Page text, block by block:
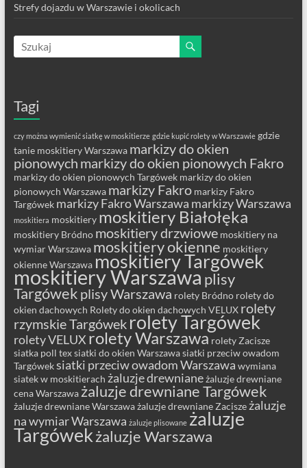
Strefy dojazdu w Warszawie i okolicach
Tagi
czy można wymienić siatkę w moskitierze gdzie kupić rolety w Warszawie gdzie
tanie moskitiery Warszawa markizy do okien
pionowych markizy do okien pionowych Fakro
markizy do okien pionowych Targówek markizy do okien
pionowych Warszawa markizy Fakro markizy Fakro
Targówek markizy Fakro Warszawa markizy Warszawa
moskitiera moskitiery moskitiery Białołęka
moskitiery Bródno moskitiery drzwiowe moskitiery na
wymiar Warszawa moskitiery okienne moskitiery
okienne Warszawa moskitiery Targówek
moskitiery Warszawa plisy
Targówek plisy Warszawa rolety Bródno rolety do
okien dachowych Rolety do okien dachowych VELUX rolety
rzymskie Targówek rolety Targówek
rolety VELUX rolety Warszawa rolety Zacisze
siatka poll texsiatki do okien Warszawasiatki przeciw owadom
Targóweksiatki przeciw owadom Warszawa wymiana
siatek w moskitierach żaluzje drewnianeżaluzje drewniane
cena Warszawa żaluzje drewniane Targówek
żaluzje drewniane Warszaważaluzje drewniane Zacisze żaluzje
na wymiar Warszawa żaluzje plisowane żaluzje
Targówekżaluzje Warszawa